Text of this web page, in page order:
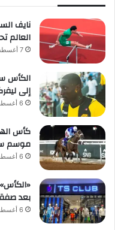
نايف
العالم تحت 20 عاماً في سباق
7 أغسطس، 2026
الكأس
إلى
6 أغسطس، 2026
كأس
موسم
6 أغسطس، 2026
بعد
6 أغسطس، 2026